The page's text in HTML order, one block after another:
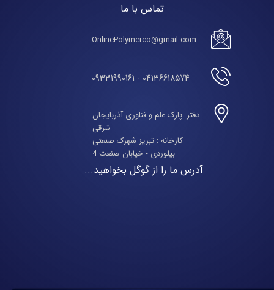
تماس با ما
OnlinePolymerco@gmail.com
04136618574 - 09331990161
دفتر: پارک علم و فناوری آذربایجان
شرقی
​​​​​​​کارخانه : تبریز شهرک صنعتی
بیلوردی - خیابان صنعت 4
آدرس ما را از گوگل بخواهید...